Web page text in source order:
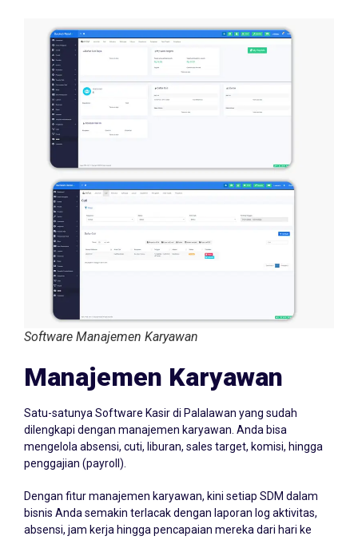
Software Manajemen Karyawan
Manajemen Karyawan
dilengkapi dengan manajemen karyawan. Anda bisa
mengelola absensi, cuti, liburan, sales target, komisi, hingga
penggajian (payroll).
bisnis Anda semakin terlacak dengan laporan log aktivitas,
absensi, jam kerja hingga pencapaian mereka dari hari ke
hari.